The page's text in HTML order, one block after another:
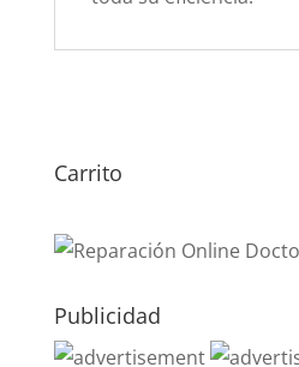
Carrito
Publicidad